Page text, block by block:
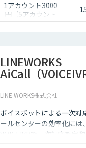
1アカウント3000
円（5アカウント
より）
LINEWORKS
AiCall（VOICEIVR
LINE WORKS株式会社
ボイスボットによる一次対
ールセンターの効率化には
VOICEIVRで一次対応を自